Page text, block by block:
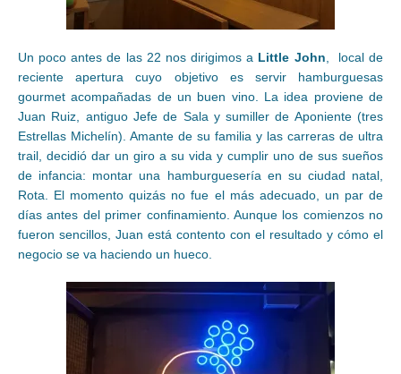
Un poco antes de las 22 nos dirigimos a Little John, local de
reciente apertura cuyo objetivo es servir hamburguesas
gourmet acompañadas de un buen vino. La idea proviene de
Juan Ruiz, antiguo Jefe de Sala y sumiller de Aponiente (tres
Estrellas Michelín). Amante de su familia y las carreras de ultra
trail, decidió dar un giro a su vida y cumplir uno de sus sueños
de infancia: montar una hamburguesería en su ciudad natal,
Rota. El momento quizás no fue el más adecuado, un par de
días antes del primer confinamiento. Aunque los comienzos no
fueron sencillos, Juan está contento con el resultado y cómo el
negocio se va haciendo un hueco.